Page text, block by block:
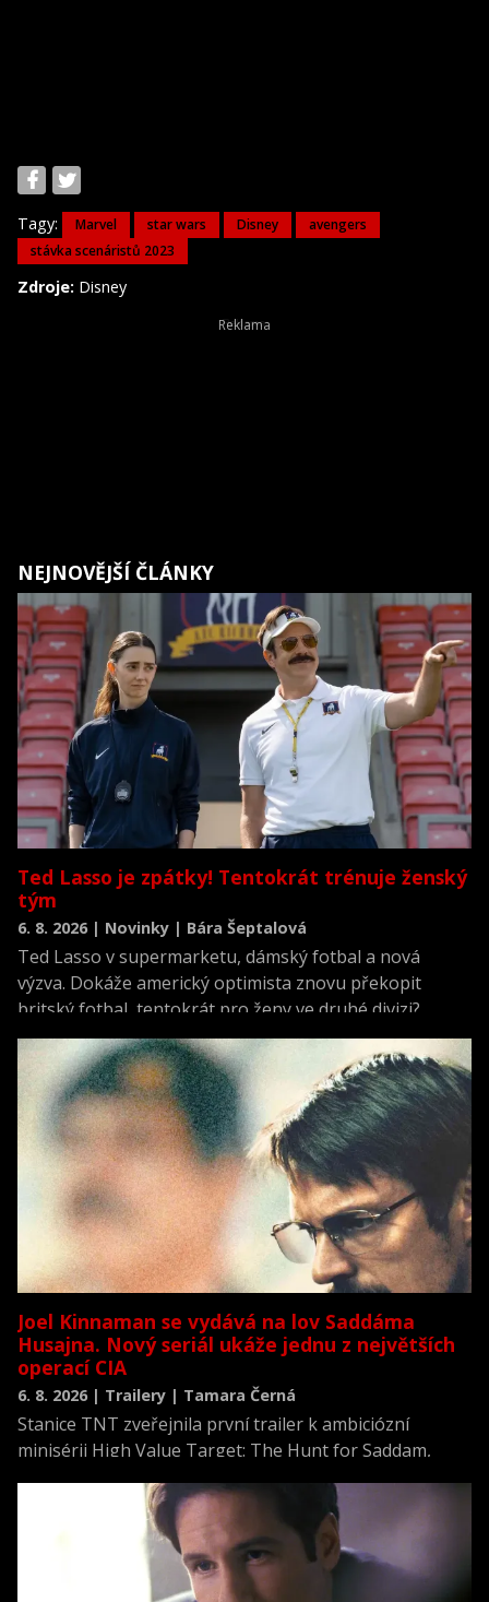
Tagy: Marvel star wars Disney
avengers
stávka scenáristů 2023
Zdroje: Disney
NEJNOVĚJŠÍ ČLÁNKY
Ted Lasso je zpátky! Tentokrát trénuje ženský
tým
6. 8. 2026 | Novinky | Bára Šeptalová
Ted Lasso v supermarketu, dámský fotbal a nová
výzva. Dokáže americký optimista znovu překopit
britský fotbal, tentokrát pro ženy ve druhé divizi?
Joel Kinnaman se vydává na lov Saddáma
Husajna. Nový seriál ukáže jednu z největších
operací CIA
6. 8. 2026 | Trailery | Tamara Černá
Stanice TNT zveřejnila první trailer k ambiciózní
minisérii High Value Target: The Hunt for Saddam,
novodobých dějin.